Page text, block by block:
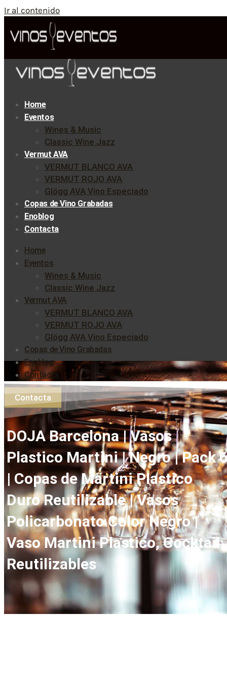
Ir al contenido
Home
Eventos
Wines & Music
Classic Wine Jazz
Vermut AVA
VERMUT BLANCO AVA
VERMUT ROJO AVA
Glögg AVA Vino Especiado
Copas de Vino Grabadas
Enoblog
Contacta
Home
Eventos
Wines & Music
Classic Wine Jazz
Vermut AVA
VERMUT BLANCO AVA
VERMUT ROJO AVA
Glögg AVA Vino Especiado
Copas de Vino Grabadas
Enoblog
Contacta
Contacta
DOJA Barcelona | Vasos
Plastico Martini | Negro | Pack
| Copas de Martini Plastico
Duro Reutilizable | Vasos
Policarbonato Color Negro |
Vaso Martini Plastico, Cocktail
Reutilizables